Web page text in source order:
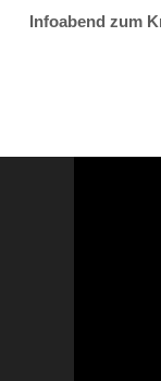
Infoabend zum